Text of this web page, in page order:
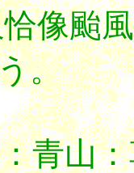
像颱
。
青山